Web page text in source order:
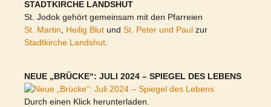
STADTKIRCHE LANDSHUT
St. Jodok gehört gemeinsam mit den Pfarreien
St. Martin
Heilig Blut und St. Peter und Paul zur
Stadtkirche Landshut
NEUE „BRÜCKE“: JULI 2024 – SPIEGEL DES LEBENS
Durch einen Klick herunterladen.